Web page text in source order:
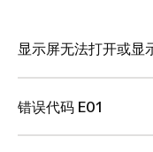
显示屏无法打开或显
错误代码 E01